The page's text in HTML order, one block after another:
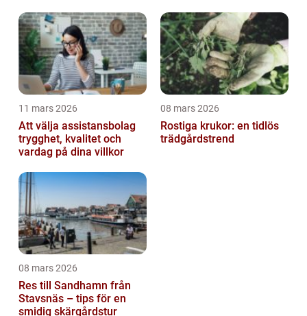
11 mars 2026
Att välja assistansbolag
trygghet, kvalitet och
vardag på dina villkor
08 mars 2026
Rostiga krukor: en tidlös
trädgårdstrend
08 mars 2026
Res till Sandhamn från
Stavsnäs – tips för en
smidig skärgårdstur